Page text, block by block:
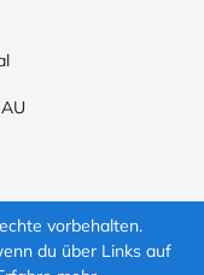
AU
vorbehalten.
du über Links auf